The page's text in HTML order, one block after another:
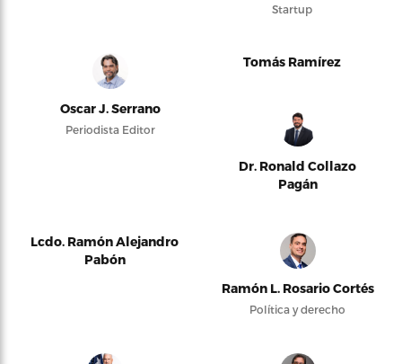
Startup
Oscar J. Serrano
Periodista Editor
Tomás Ramírez
Dr. Ronald Collazo
Pagán
Lcdo. Ramón Alejandro
Pabón
Ramón L. Rosario Cortés
Política y derecho